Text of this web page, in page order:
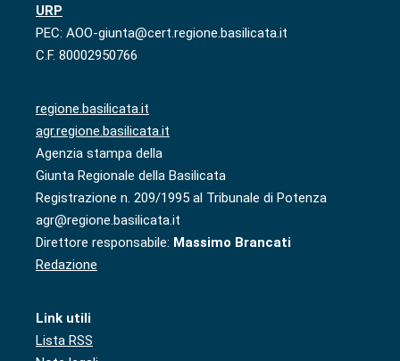
URP
PEC: AOO-giunta@cert.regione.basilicata.it
C.F. 80002950766
regione.basilicata.it
agr.regione.basilicata.it
Agenzia stampa della
Giunta Regionale della Basilicata
Registrazione n. 209/1995 al Tribunale di Potenza
agr@regione.basilicata.it
Direttore responsabile: Massimo Brancati
Redazione
Link utili
Lista RSS